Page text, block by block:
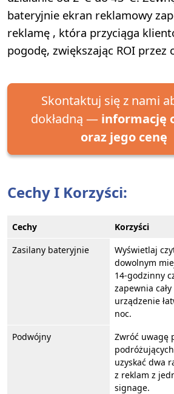
bateryjnie ekran reklamowy
reklamę , która przyciąga
pogodę, zwiększając ROI przez
Skontaktuj się z nami
dokładną — informację
oraz jego cenę
Cechy I Korzyści:
Cechy
Korzyści
Zasilany bateryjnie
Wyświetlaj
dowolnym
14-godzinny
zapewnia
urządzenie
noc.
Podwójny
Zwróć uwagę
uzyskać dwa
z reklam z
signage.